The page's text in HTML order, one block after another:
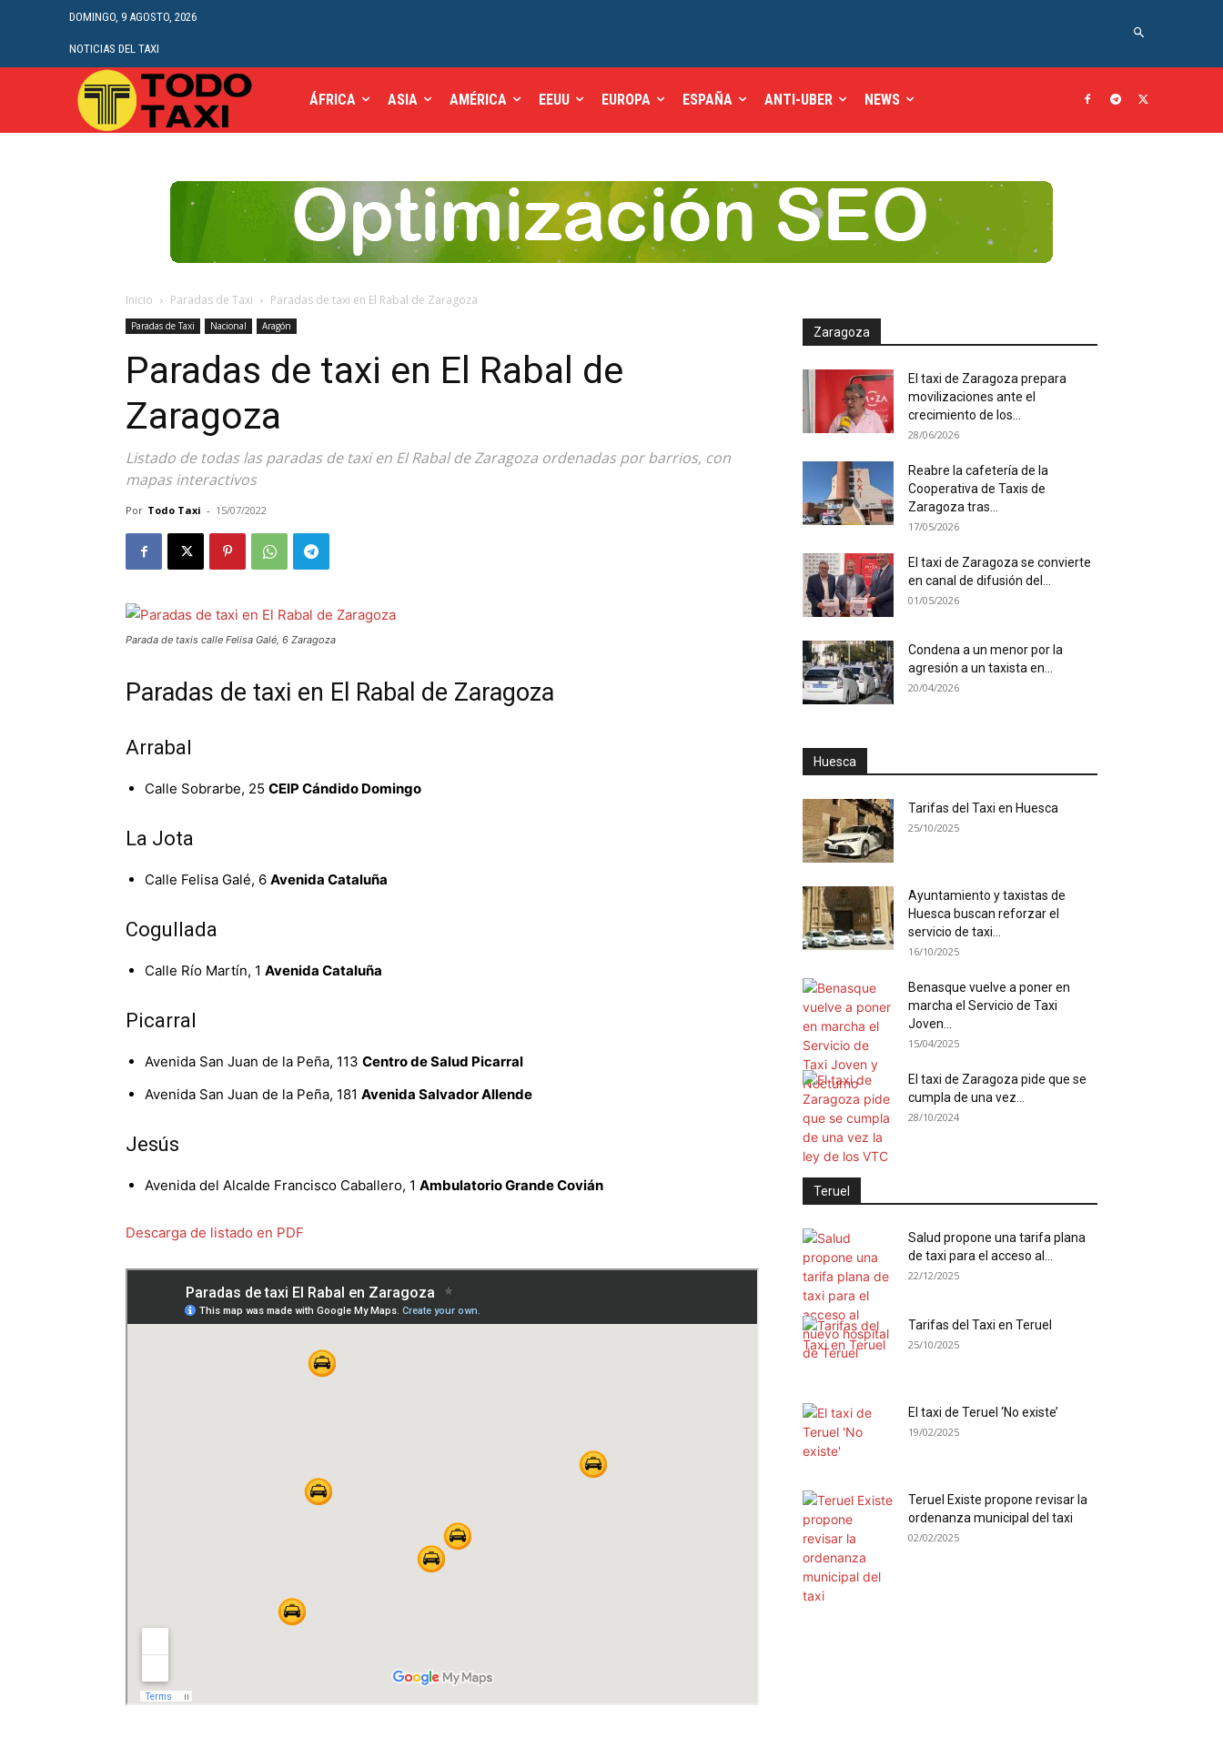
DOMINGO, 9 AGOSTO, 2026
NOTICIAS DEL TAXI
ÁFRICA ASIA AMÉRICA EEUU EUROPA ESPAÑA ANTI-UBER NEWS
Inicio Paradas de Taxi Paradas de taxi en El Rabal de Zaragoza
Paradas de Taxi Nacional Aragón
Paradas de taxi en El Rabal de
Zaragoza
Listado de todas las paradas de taxi en El Rabal de Zaragoza ordenadas por barrios, con
mapas interactivos
Por Todo Taxi - 15/07/2022
Parada de taxis calle Felisa Galé, 6 Zaragoza
Paradas de taxi en El Rabal de Zaragoza
Arrabal
Calle Sobrarbe, 25 CEIP Cándido Domingo
La Jota
Calle Felisa Galé, 6 Avenida Cataluña
Cogullada
Calle Río Martín, 1 Avenida Cataluña
Picarral
Avenida San Juan de la Peña, 113 Centro de Salud Picarral
Avenida San Juan de la Peña, 181 Avenida Salvador Allende
Jesús
Avenida del Alcalde Francisco Caballero, 1 Ambulatorio Grande Covián
Descarga de listado en PDF
Zaragoza
El taxi de Zaragoza prepara
movilizaciones ante el
crecimiento de los...
28/06/2026
Reabre la cafetería de la
Cooperativa de Taxis de
Zaragoza tras...
17/05/2026
El taxi de Zaragoza se convierte
en canal de difusión del...
01/05/2026
Condena a un menor por la
agresión a un taxista en...
20/04/2026
Huesca
Tarifas del Taxi en Huesca
25/10/2025
Ayuntamiento y taxistas de
Huesca buscan reforzar el
servicio de taxi...
16/10/2025
Benasque vuelve a poner en
marcha el Servicio de Taxi
Joven...
15/04/2025
El taxi de Zaragoza pide que se
cumpla de una vez...
28/10/2024
Teruel
Salud propone una tarifa plana
de taxi para el acceso al...
22/12/2025
Tarifas del Taxi en Teruel
25/10/2025
El taxi de Teruel ‘No existe’
19/02/2025
Teruel Existe propone revisar la
ordenanza municipal del taxi
02/02/2025